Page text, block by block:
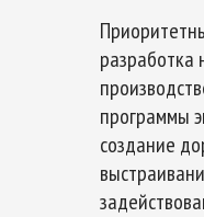
разработка
программы
создание